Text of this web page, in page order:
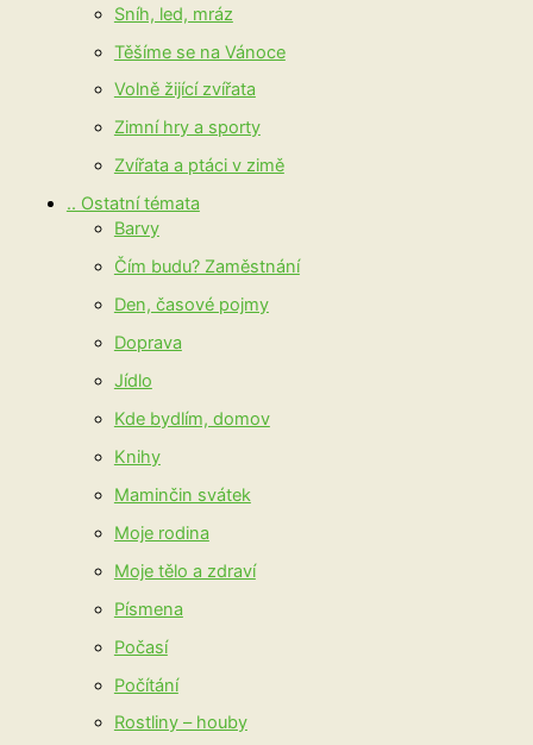
Sníh, led, mráz
Těšíme se na Vánoce
Volně žijící zvířata
Zimní hry a sporty
Zvířata a ptáci v zimě
.. Ostatní témata
Barvy
Čím budu? Zaměstnání
Den, časové pojmy
Doprava
Jídlo
Kde bydlím, domov
Knihy
Maminčin svátek
Moje rodina
Moje tělo a zdraví
Písmena
Počasí
Počítání
Rostliny – houby